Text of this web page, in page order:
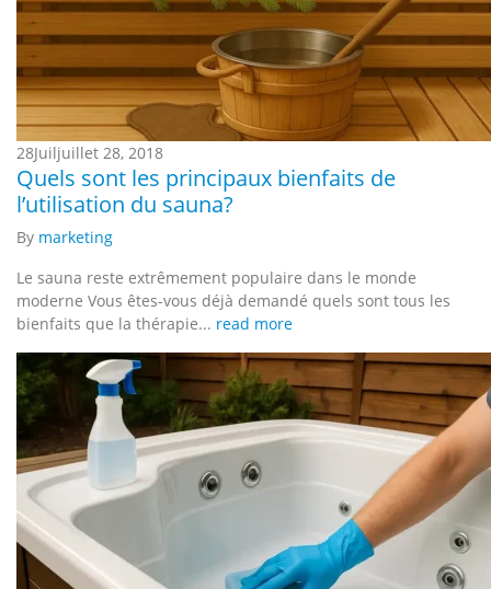
28Juiljuillet 28, 2018
Quels sont les principaux bienfaits de
l’utilisation du sauna?
By marketing
Le sauna reste extrêmement populaire dans le monde
moderne Vous êtes-vous déjà demandé quels sont tous les
bienfaits que la thérapie... read more